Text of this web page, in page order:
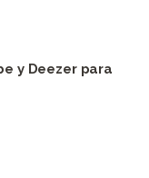
y Deezer para